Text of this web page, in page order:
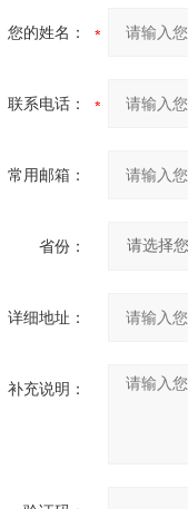
您的姓名：
联系电话：
常用邮箱：
省份：
详细地址：
补充说明：